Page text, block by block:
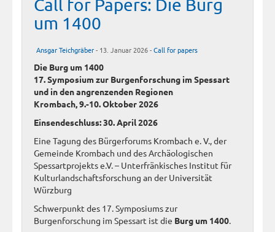
Call for Papers: Die Burg
um 1400
Ansgar Teichgräber- 13. Januar 2026 -Call for papers
Die Burg um 1400
17. Symposium zur Burgenforschung im Spessart
und in den angrenzenden Regionen
Krombach, 9.-10. Oktober 2026
Einsendeschluss: 30. April 2026
Eine Tagung des Bürgerforums Krombach e. V., der
Gemeinde Krombach und des Archäologischen
Spessartprojekts e.V. – Unterfränkisches Institut für
Kulturlandschaftsforschung an der Universität
Würzburg
Schwerpunkt des 17. Symposiums zur
Burgenforschung im Spessart ist die Burg um 1400.